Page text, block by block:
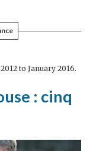
to January 2016.
: cinq